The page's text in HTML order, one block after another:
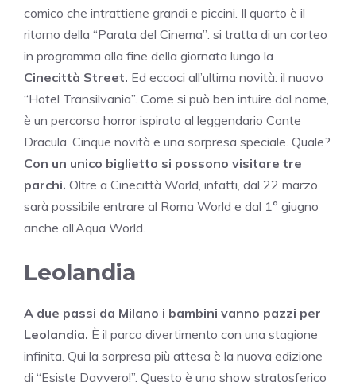
comico che intrattiene grandi e piccini. Il quarto è il
ritorno della “Parata del Cinema”: si tratta di un corteo
in programma alla fine della giornata lungo la
Cinecittà Street. Ed eccoci all’ultima novità: il nuovo
“Hotel Transilvania”. Come si può ben intuire dal nome,
è un percorso horror ispirato al leggendario Conte
Dracula. Cinque novità e una sorpresa speciale. Quale?
Con un unico biglietto si possono visitare tre
parchi. Oltre a Cinecittà World, infatti, dal 22 marzo
sarà possibile entrare al Roma World e dal 1° giugno
anche all’Aqua World.
Leolandia
A due passi da Milano i bambini vanno pazzi per
Leolandia. È il parco divertimento con una stagione
infinita. Qui la sorpresa più attesa è la nuova edizione
di “Esiste Davvero!”. Questo è uno show stratosferico